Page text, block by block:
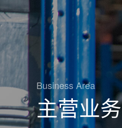
Business Area
主营业务